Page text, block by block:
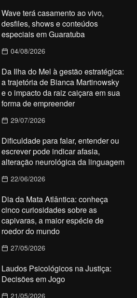
Wave terá casamento ao vivo,
desfiles, shows e conteúdos
especiais em Guaratuba
04/08/2026
Da Ilha do Mel à gestão estratégica:
a trajetória de Bianca Martinowsky
e o impacto da raiz caiçara em sua
forma de empreender
29/07/2026
Dificuldade para falar, entender ou
escrever pode indicar afasia,
alteração neurológica da linguagem
22/06/2026
Dia da Mata Atlântica: conheça
cinco curiosidades sobre as
capivaras, a maior espécie de
roedor do mundo
27/05/2026
Laudos Psicológicos na Justiça:
Decisões em Jogo
21/05/2026